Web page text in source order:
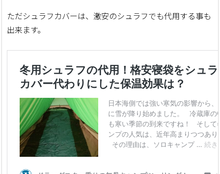
ただシュラフカバーは、激安のシュラフでも代用する事も
出来ます。